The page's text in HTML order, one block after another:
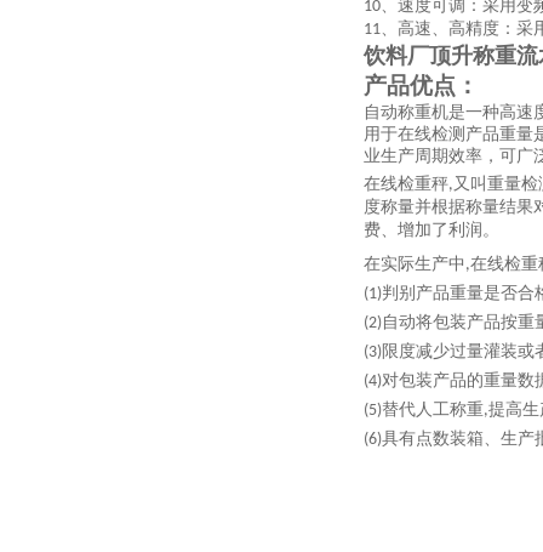
10、速度可调：采用变
11、高速、高精度：采
饮料厂顶升称重
产品优点：
自动称重机是一种高速
用于在线检测产品重量
业生产周期效率，可广
在线检重秤, 又叫重量
度称量并根据称量结果
费、增加了利润。
在实际生产中 ,在线检重
(1)判别产品重量是否合
(2)自动将包装产品按重
(3)限度减少过量灌装或
(4)对包装产品的重量数
(5)替代人工称重,提高
(6)具有点数装箱、生产